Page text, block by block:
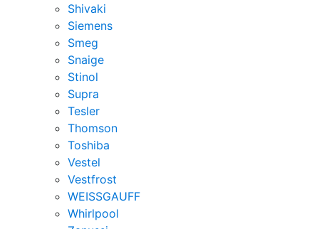
Shivaki
Siemens
Smeg
Snaige
Stinol
Supra
Tesler
Thomson
Toshiba
Vestel
Vestfrost
WEISSGAUFF
Whirlpool